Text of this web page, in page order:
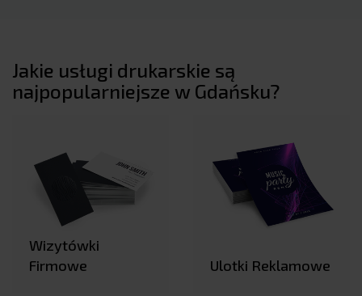
Jakie usługi drukarskie są
najpopularniejsze w Gdańsku?
Wizytówki
Firmowe
Ulotki Reklamowe